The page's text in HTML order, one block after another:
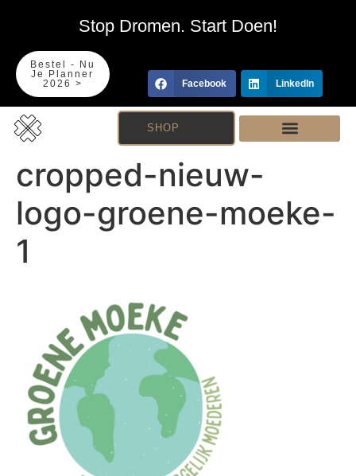
Stop Dromen. Start Doen!
Bestel - Nu
Je Planner
2026 >
Facebook LinkedIn
SHOP
cropped-nieuw-
logo-groene-moeke-
1